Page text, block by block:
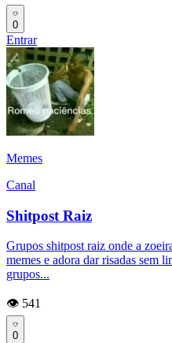
0
Entrar
Memes
Canal
Shitpost Raiz
Grupos shitpost raiz onde a
memes e adora dar risadas sem
grupos...
👁️ 541
0